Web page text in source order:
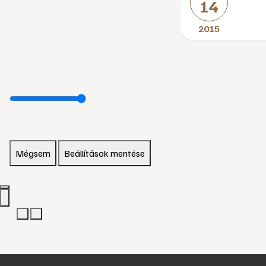
14
2015
Mégsem Beállítások mentése